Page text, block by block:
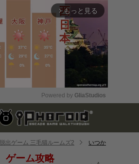
arrow_forward_ios もっと見る
Mute
Powered by GliaStudios
脱出ゲーム 三毛猫ルームズ2 いつか
ゲーム攻略